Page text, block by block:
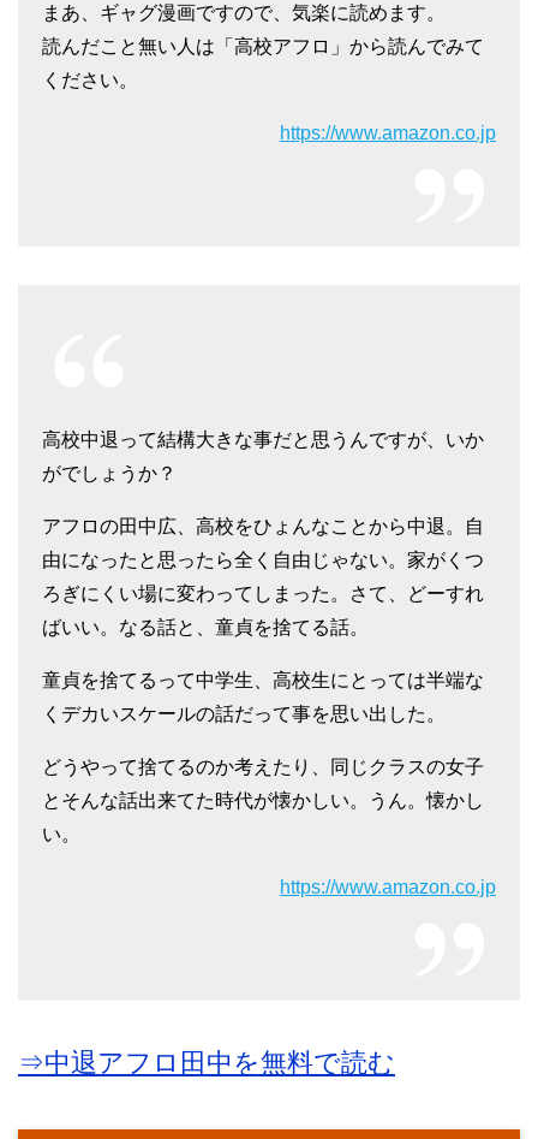
まあ、ギャグ漫画ですので、気楽に読めます。
読んだこと無い人は「高校アフロ」から読んでみて
ください。
https://www.amazon.co.jp
高校中退って結構大きな事だと思うんですが、いか
がでしょうか？
アフロの田中広、高校をひょんなことから中退。自
由になったと思ったら全く自由じゃない。家がくつ
ろぎにくい場に変わってしまった。さて、どーすれ
ばいい。なる話と、童貞を捨てる話。
童貞を捨てるって中学生、高校生にとっては半端な
くデカいスケールの話だって事を思い出した。
どうやって捨てるのか考えたり、同じクラスの女子
とそんな話出来てた時代が懐かしい。うん。懐かし
い。
https://www.amazon.co.jp
⇒中退アフロ田中を無料で読む